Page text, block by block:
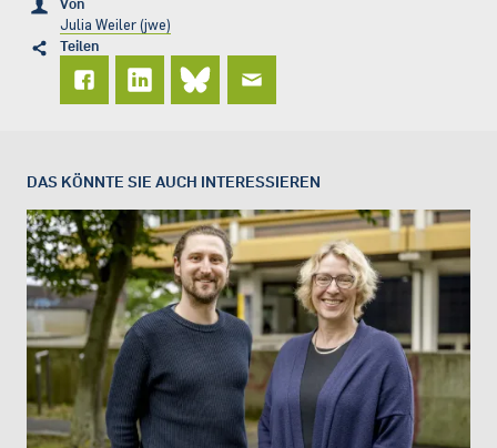
Julia Weiler (jwe)
Teilen
DAS KÖNNTE SIE AUCH INTERESSIEREN